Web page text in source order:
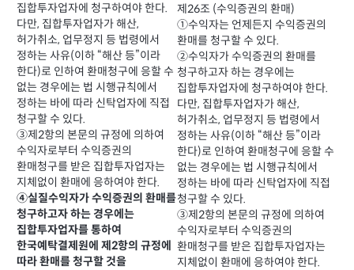
집합투자업자에 청구하여야 한다.
다만, 집합투자업자가 해산,
허가취소, 업무정지 등 법령에서
정하는 사유(이하 “해산 등”이라
한다)로 인하여 환매청구에 응할 수
없는 경우에는 법 시행규칙에서
정하는 바에 따라 신탁업자에 직접
청구할 수 있다.
③제2항의 본문의 규정에 의하여
수익자로부터 수익증권의
환매청구를 받은 집합투자업자는
지체없이 환매에 응하여야 한다.
④실질수익자가 수익증권의 환매를
청구하고자 하는 경우에는
집합투자업자를 통하여
한국예탁결제원에 제2항의 규정에
따라 환매를 청구할 것을
제26조 (수익증권의 환매)
①수익자는 언제든지 수익증권의
환매를 청구할 수 있다.
②수익자가 수익증권의 환매를
청구하고자 하는 경우에는
집합투자업자에 청구하여야 한다.
다만, 집합투자업자가 해산,
허가취소, 업무정지 등 법령에서
정하는 사유(이하 “해산 등”이라
한다)로 인하여 환매청구에 응할 수
없는 경우에는 법 시행규칙에서
정하는 바에 따라 신탁업자에 직접
청구할 수 있다.
③제2항의 본문의 규정에 의하여
수익자로부터 수익증권의
환매청구를 받은 집합투자업자는
지체없이 환매에 응하여야 한다.